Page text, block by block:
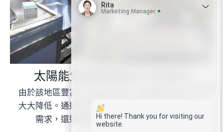
太陽能魚類乾燥機出口至斐濟
由於該地區豐富的太陽能資源，乾燥機的熱源成本
大大降低。通過烘乾魚類，不僅滿足了他們的食品
需求，還通過銷售到當地市場獲取利潤。
Rita
Marketing Manager
Hi there! Thank you for visiting our
website.